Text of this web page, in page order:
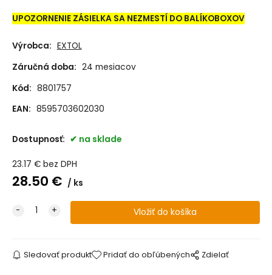
UPOZORNENIE ZÁSIELKA SA NEZMESTÍ DO BALÍKOBOXOV
Výrobca: EXTOL
Záručná doba: 24 mesiacov
Kód: 8801757
EAN: 8595703602030
Dostupnosť: na sklade
23.17 € bez DPH
28.50 € ks
Sledovať produkt Pridať do obľúbených Zdielať